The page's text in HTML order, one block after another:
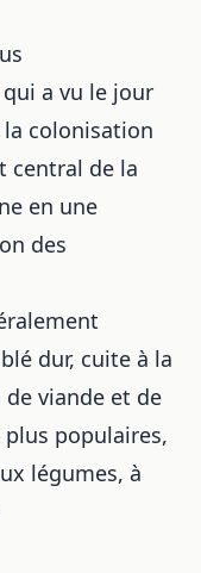
a vu le jour
colonisation
central de la
en une
des
dur, cuite à la
de viande et de
populaires,
légumes, à